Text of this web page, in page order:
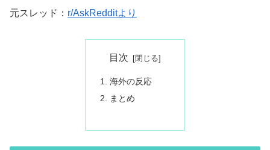
元スレッド： r/AskRedditより
目次
海外の反応
まとめ